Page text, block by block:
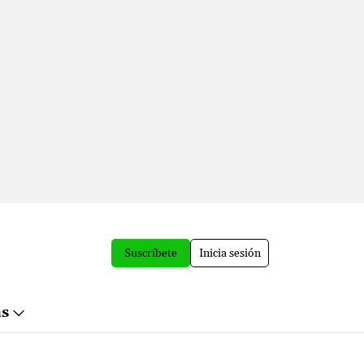
Suscríbete Inicia sesión